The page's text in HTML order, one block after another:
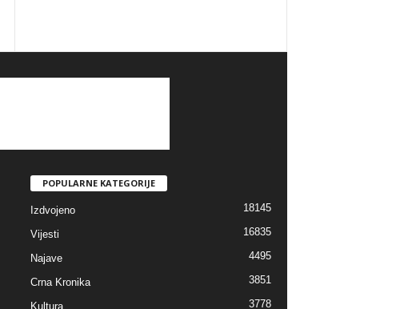
POPULARNE KATEGORIJE
Izdvojeno 18145
Vijesti 16835
Najave 4495
Crna Kronika 3851
Kultura 3778